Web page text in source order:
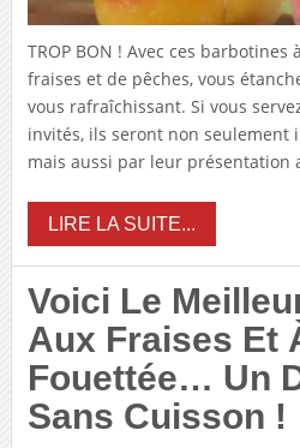
TROP BON ! Avec ces
fraises et de pêches, vous
vous rafraîchissant. Si vous
invités, ils seront non seulement
mais aussi par leur présentation
LIRE LA SUITE...
Voici Le
Aux Fraises Et
Fouettée… Un
Sans Cuisson !